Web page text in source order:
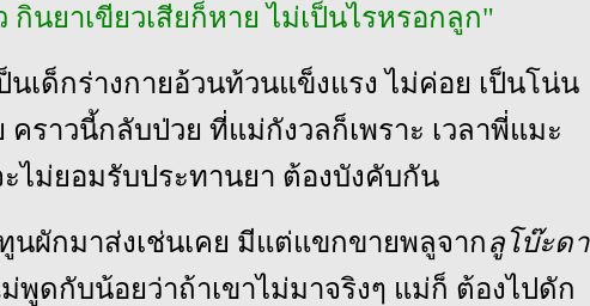
กินยาเขียวเสียก็หาย ไม่เป็นไรหรอกลูก"
เด็กร่างกายอ้วนท้วนแข็งแรง ไม่ค่อย เป็นโน่น
คราวนี้กลับป่วย ที่แม่กังวลก็เพราะ เวลาพี่แมะ
ไม่ยอมรับประทานยา ต้องบังคับกัน
นผักมาส่งเช่นเคย มีแต่แขกขายพลูจากลูโบ๊ะดา
พูดกับน้อยว่าถ้าเขาไม่มาจริงๆ แม่ก็ ต้องไปดัก